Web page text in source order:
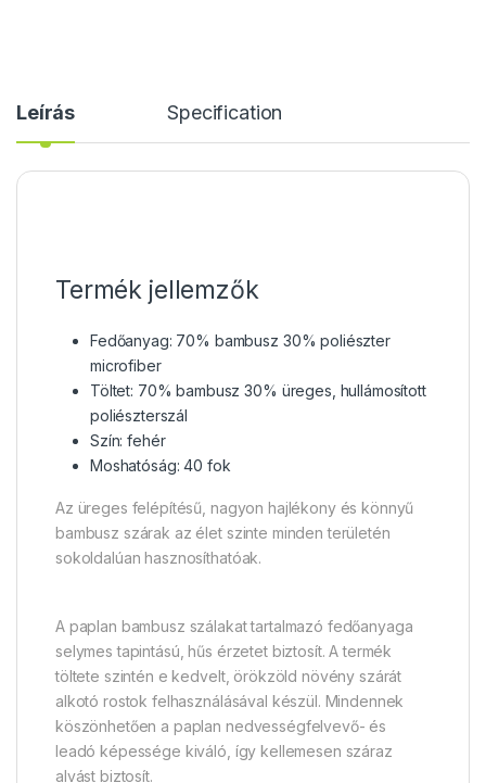
Leírás Specification
Termék jellemzők
Fedőanyag: 70% bambusz 30% poliészter
microfiber
Töltet: 70% bambusz 30% üreges, hullámosított
poliészterszál
Szín: fehér
Moshatóság: 40 fok
Az üreges felépítésű, nagyon hajlékony és könnyű
bambusz szárak az élet szinte minden területén
sokoldalúan hasznosíthatóak.
A paplan bambusz szálakat tartalmazó fedőanyaga
selymes tapintású, hűs érzetet biztosít. A termék
töltete szintén e kedvelt, örökzöld növény szárát
alkotó rostok felhasználásával készül. Mindennek
köszönhetően a paplan nedvességfelvevő- és
leadó képessége kiváló, így kellemesen száraz
alvást biztosít.